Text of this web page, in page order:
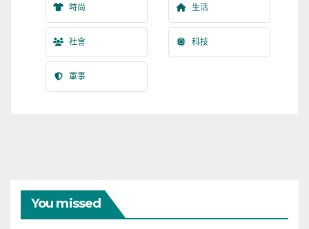
時尚 生活
社會 科技
軍事
You missed